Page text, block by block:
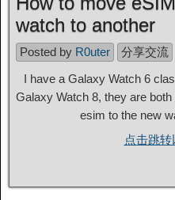
watch to another
Posted by R0uter
分享交流
I have a Galaxy Watch 6
Galaxy Watch 8, they are
esim to the new
点击跳